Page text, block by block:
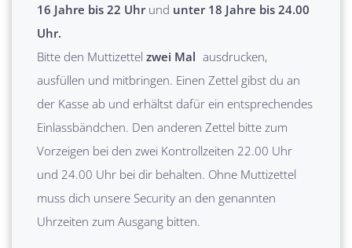
16 Jahre bis 22 Uhr und unter 18 Jahre bis 24.00
Uhr.
Bitte den Muttizettel zwei Mal ausdrucken,
ausfüllen und mitbringen. Einen Zettel gibst du an
der Kasse ab und erhältst dafür ein entsprechendes
Einlassbändchen. Den anderen Zettel bitte zum
Vorzeigen bei den zwei Kontrollzeiten 22.00 Uhr
und 24.00 Uhr bei dir behalten. Ohne Muttizettel
muss dich unsere Security an den genannten
Uhrzeiten zum Ausgang bitten.